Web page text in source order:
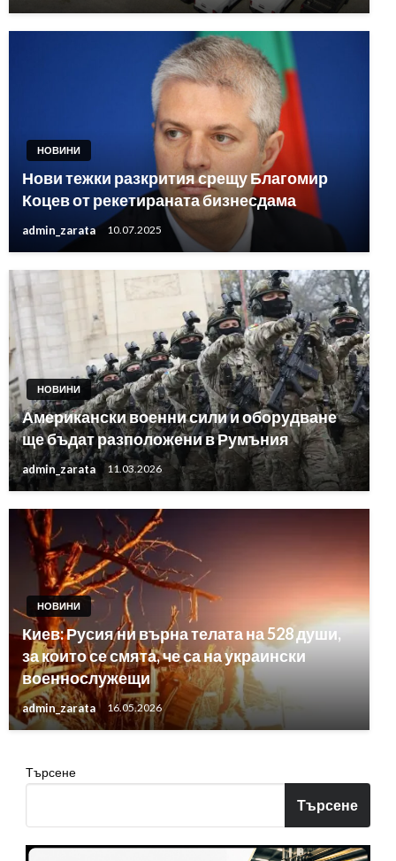
НОВИНИ
Нови тежки разкрития срещу Благомир
Коцев от рекетираната бизнесдама
admin_zarata 10.07.2025
НОВИНИ
Американски военни сили и оборудване
ще бъдат разположени в Румъния
admin_zarata 11.03.2026
НОВИНИ
Киев: Русия ни върна телата на 528 души,
за които се смята, че са на украински
военнослужещи
admin_zarata 16.05.2026
Търсене
Търсене